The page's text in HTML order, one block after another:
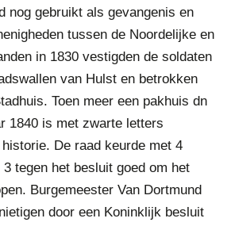
nog gebruikt als gevangenis en
tussen de Noordelijke en
in 1830 vestigden de soldaten
van Hulst en betrokken
Toen meer een pakhuis dn
1840 is met zwarte letters
De raad keurde met 4
tegen het besluit goed om het
Burgemeester Van Dortmund
door een Koninklijk besluit